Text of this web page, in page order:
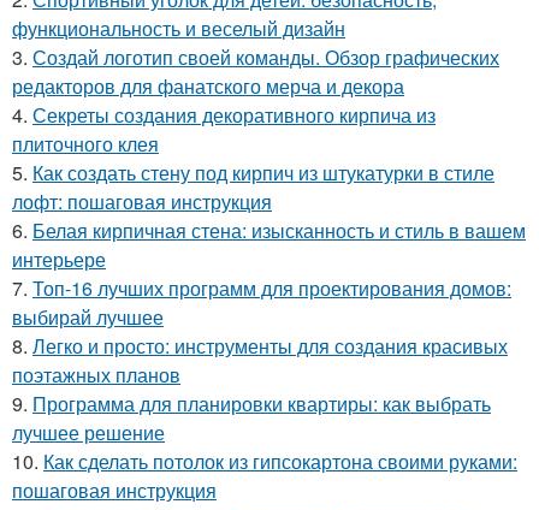
функциональность и веселый дизайн
3. Создай логотип своей команды. Обзор графических
редакторов для фанатского мерча и декора
4. Секреты создания декоративного кирпича из
плиточного клея
5. Как создать стену под кирпич из штукатурки в стиле
лофт: пошаговая инструкция
6. Белая кирпичная стена: изысканность и стиль в вашем
интерьере
7. Топ-16 лучших программ для проектирования домов:
выбирай лучшее
8. Легко и просто: инструменты для создания красивых
поэтажных планов
9. Программа для планировки квартиры: как выбрать
лучшее решение
10. Как сделать потолок из гипсокартона своими руками:
пошаговая инструкция